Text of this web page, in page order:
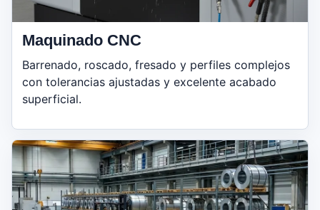
Maquinado CNC
Barrenado, roscado, fresado y perfiles complejos
con tolerancias ajustadas y excelente acabado
superficial.